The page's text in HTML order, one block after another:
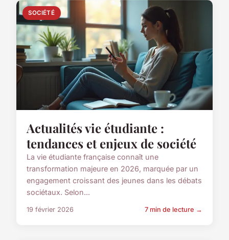
SOCIÉTÉ
Actualités vie étudiante :
tendances et enjeux de société
La vie étudiante française connaît une
transformation majeure en 2026, marquée par un
engagement croissant des jeunes dans les débats
sociétaux. Selon...
19 février 2026 7 min de lecture →